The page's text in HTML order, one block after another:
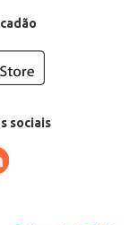
sociais